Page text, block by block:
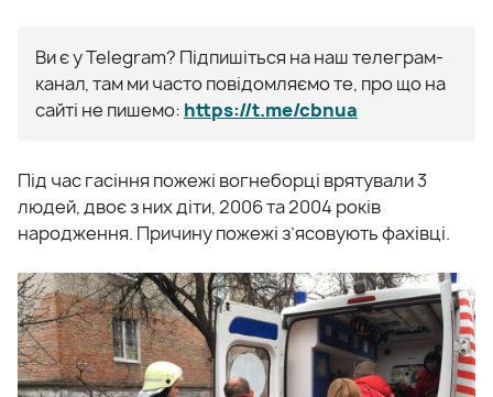
Ви є у Telegram? Підпишіться на наш телеграм-
канал, там ми часто повідомляємо те, про що на
сайті не пишемо: https://t.me/cbnua
Під час гасіння пожежі вогнеборці врятували 3
людей, двоє з них діти, 2006 та 2004 років
народження. Причину пожежі з’ясовують фахівці.